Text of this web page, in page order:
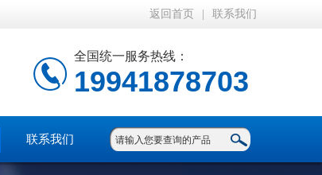
返回首页 联系我们
全国统一服务热线：
19941878703
联系我们